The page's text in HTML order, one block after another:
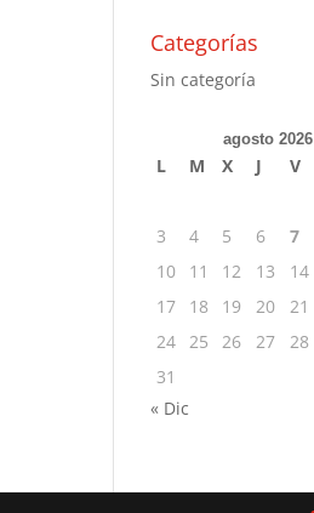
Categorías
Sin categoría
agosto 2026
L M X J V
3
4 5 6 7
10
11 12 13 14
17
18 19 20 21
24 25 26 27 28
31
« Dic